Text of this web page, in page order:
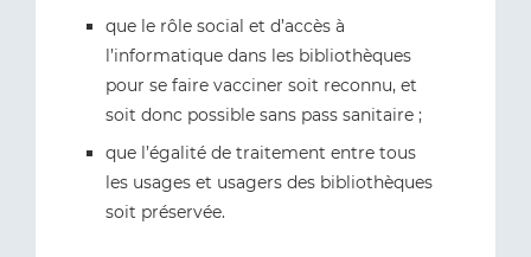
que le rôle social et d’accès à
l’informatique dans les bibliothèques
pour se faire vacciner soit reconnu, et
soit donc possible sans pass sanitaire ;
que l’égalité de traitement entre tous
les usages et usagers des bibliothèques
soit préservée.